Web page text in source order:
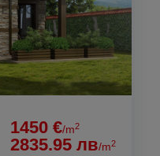
1450 €/m2
2835.95 лв/m2